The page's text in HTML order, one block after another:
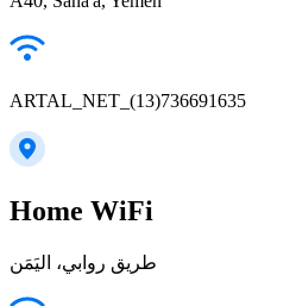
ARTAL_NET_(13)736691635
Home WiFi
طريق روابي، اليَمَن